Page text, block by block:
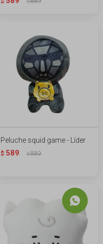
Peluche squid game - Líder
$ 589 $889